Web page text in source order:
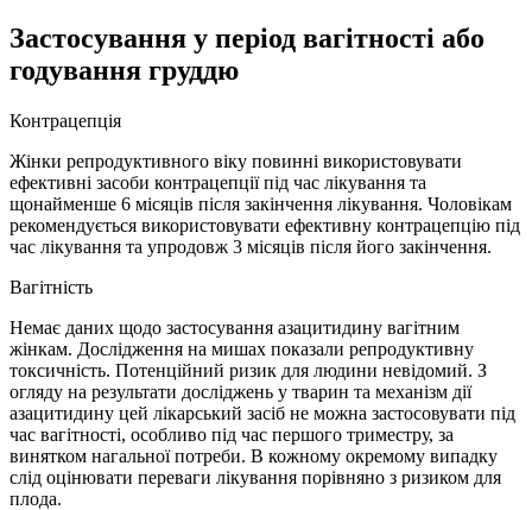
Застосування у період вагітності або
годування груддю
Контрацепція
Жінки репродуктивного віку повинні використовувати
ефективні засоби контрацепції під час лікування та
щонайменше 6 місяців після закінчення лікування. Чоловікам
рекомендується використовувати ефективну контрацепцію під
час лікування та упродовж 3 місяців після його закінчення.
Вагітність
Немає даних щодо застосування азацитидину вагітним
жінкам. Дослідження на мишах показали репродуктивну
токсичність. Потенційний ризик для людини невідомий. З
огляду на результати досліджень у тварин та механізм дії
азацитидину цей лікарський засіб не можна застосовувати під
час вагітності, особливо під час першого триместру, за
винятком нагальної потреби. В кожному окремому випадку
слід оцінювати переваги лікування порівняно з ризиком для
плода.